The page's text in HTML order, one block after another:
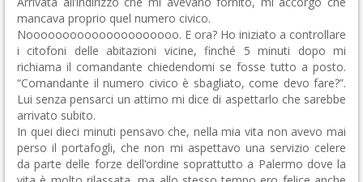
mancava proprio quel numero civico.
Nooooooooooooooooooooo. E ora? Ho iniziato a controllare
i citofoni delle abitazioni vicine, finché 5 minuti dopo mi
richiama il comandante chiedendomi se fosse tutto a posto.
“Comandante il numero civico è sbagliato, come devo fare?”.
Lui senza pensarci un attimo mi dice di aspettarlo che sarebbe
arrivato subito.
In quei dieci minuti pensavo che, nella mia vita non avevo mai
perso il portafogli, che non mi aspettavo una servizio celere
da parte delle forze dell’ordine soprattutto a Palermo dove la